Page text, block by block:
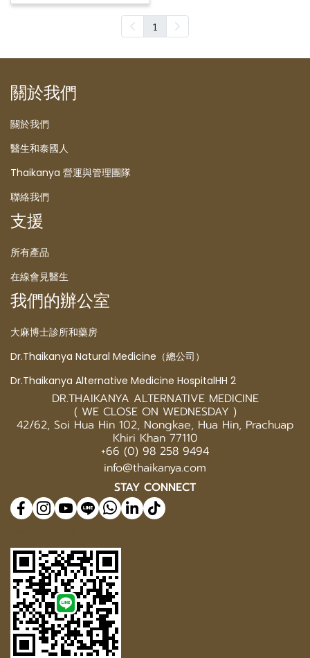
1
關於我們
關於我們
醫生和泰國人
Thaikanya 營運與管理團隊
聯絡我們
支援
所有產品
在線會見醫生
我們的辦公室
大麻博士診所和藥房
Dr.Thaikanya Natural Medicine（總公司）
Dr.Thaikanya Alternative Medicine HospitalHH 2
DR.THAIKANYA ALTERNATIVE MEDICINE
( WE CLOSE ON WEDNESDAY )
42/62, Soi Hua Hin 102, Nongkae, Hua Hin, Prachuap
Khiri Khan 77110
+66 (0) 98 258 9494
info@thaikanya.com
STAY CONNECT